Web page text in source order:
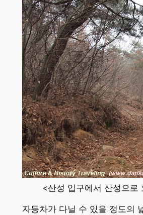
<산성 입구에서 산성으로
자동차가 다닐 수 있을 정도의